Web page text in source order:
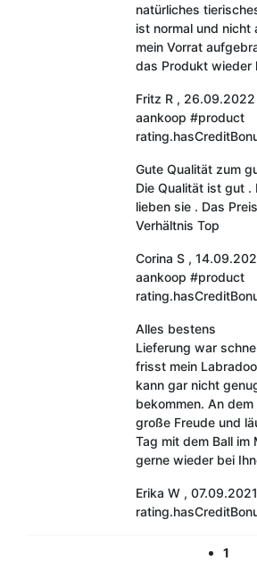
natürliches
ist normal und nicht
mein Vorrat
das Produkt wieder
Fritz R , 26.09.2022
aankoop #product
Gute Qualität zum
Die Qualität ist gut .
lieben sie . Das
Verhältnis Top
Corina S ,
aankoop #product
Alles bestens
Lieferung war
frisst mein
kann gar nicht
bekommen. An
große Freude und
Tag mit dem Ball im
gerne wieder bei
Erika W , 07.09.2021
1